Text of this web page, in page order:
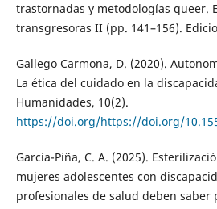
trastornadas y metodologías queer.
transgresoras II (pp. 141–156).
Gallego Carmona, D. (2020).
La ética del cuidado en la
Humanidades, 10(2).
https://doi.org/https://doi.org/
García-Piña, C. A. (2025).
mujeres adolescentes con
profesionales de salud deben saber